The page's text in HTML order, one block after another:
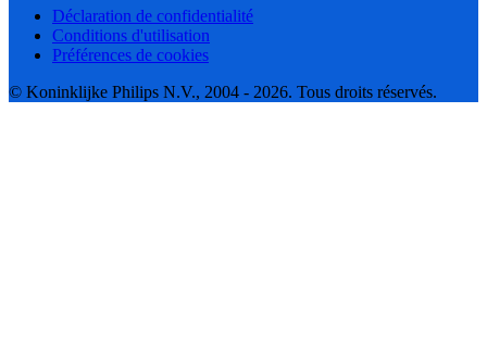
Déclaration de confidentialité
Conditions d'utilisation
Préférences de cookies
© Koninklijke Philips N.V., 2004 - 2026. Tous droits réservés.